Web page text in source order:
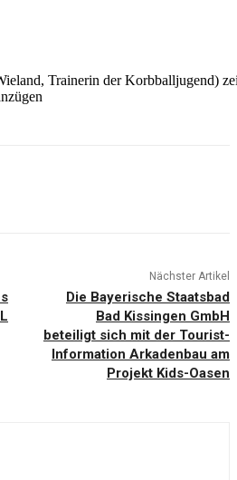
Trainerin der Korbballjugend)
Nächster Artikel
Die Bayerische Staatsbad
Bad Kissingen GmbH
beteiligt sich mit der Tourist-
Information Arkadenbau am
Projekt Kids-Oasen